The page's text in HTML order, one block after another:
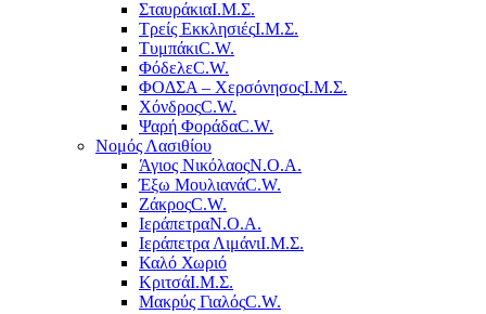
ΣταυράκιαΙ.Μ.Σ.
Τρείς ΕκκλησιέςΙ.Μ.Σ.
ΤυμπάκιC.W.
ΦόδελεC.W.
ΦΟΔΣΑ – ΧερσόνησοςΙ.Μ.Σ.
ΧόνδροςC.W.
Ψαρή ΦοράδαC.W.
Νομός Λασιθίου
Άγιος ΝικόλαοςΝ.Ο.Α.
Έξω ΜουλιανάC.W.
ΖάκροςC.W.
ΙεράπετραΝ.Ο.Α.
Ιεράπετρα ΛιμάνιΙ.Μ.Σ.
Καλό Χωριό
ΚριτσάΙ.Μ.Σ.
Μακρύς ΓιαλόςC.W.